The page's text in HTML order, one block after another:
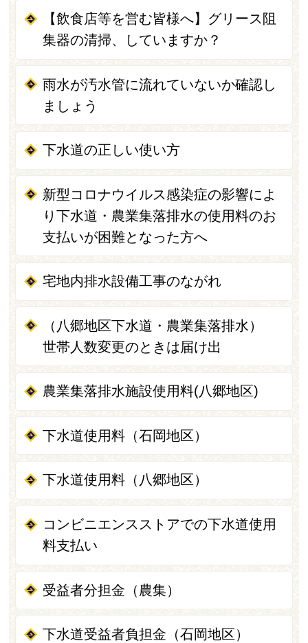
【飲食店等を営む皆様へ】グリース阻
集器の清掃、していますか？
雨水が汚水管に流れていないか確認し
ましょう
下水道の正しい使い方
新型コロナウイルス感染症の影響によ
り下水道・農業集落排水の使用料のお
支払いが困難となった方へ
宅地内排水設備工事のながれ
（八郷地区下水道・農業集落排水）
世帯人数変更のときは届け出
農業集落排水施設使用料(八郷地区)
下水道使用料（石岡地区）
下水道使用料（八郷地区）
コンビニエンスストアでの下水道使用
料支払い
受益者分担金（農集）
下水道受益者負担金（石岡地区）